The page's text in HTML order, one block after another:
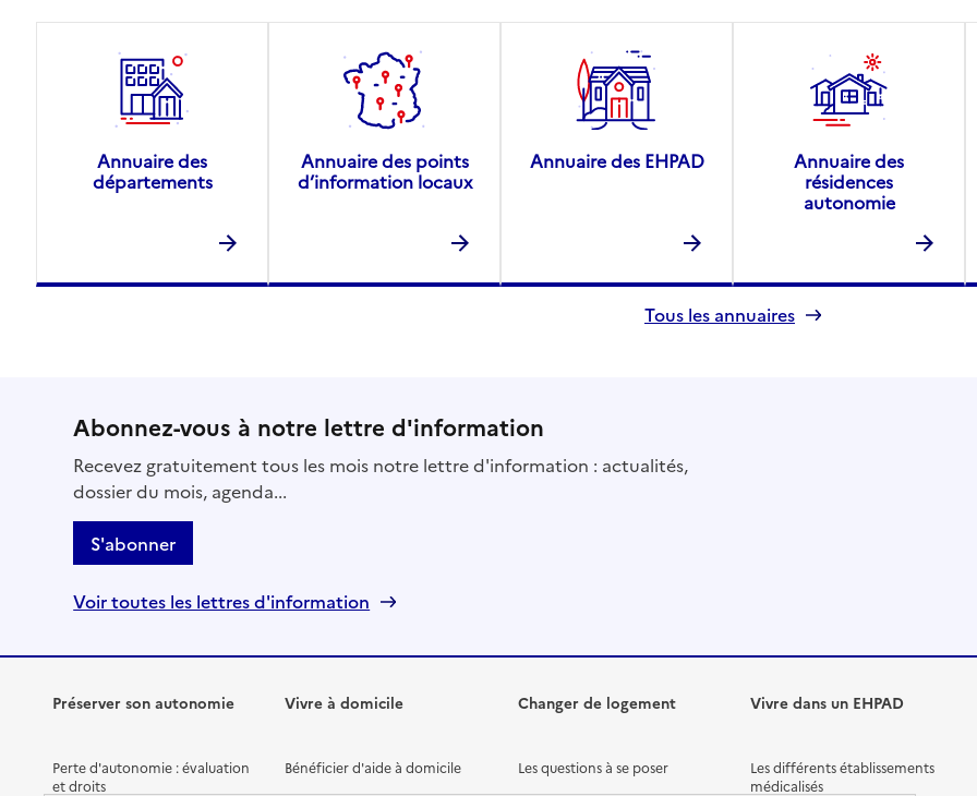
Annuaire des
départements
Annuaire des points
d’information locaux
Annuaire des EHPAD
Annuaire des
résidences
autonomie
Tous les annuaires
Abonnez-vous à notre lettre d'information
Recevez gratuitement tous les mois notre lettre d'information : actualités,
dossier du mois, agenda...
S'abonner
Voir toutes les lettres d'information
Préserver son autonomie
Perte d'autonomie : évaluation
et droits
Vivre à domicile
Bénéficier d'aide à domicile
Changer de logement
Les questions à se poser
Vivre dans un EHPAD
Les différents établissements
médicalisés